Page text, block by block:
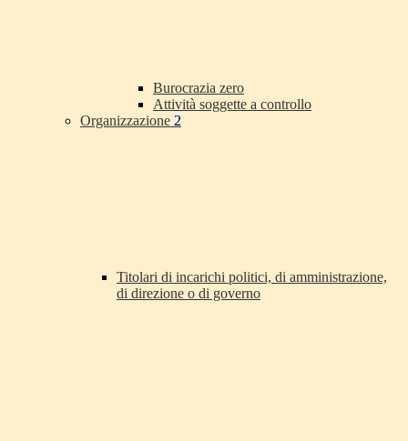
Burocrazia zero
Attività soggette a controllo
Organizzazione 2
Titolari di incarichi politici, di amministrazione,
di direzione o di governo